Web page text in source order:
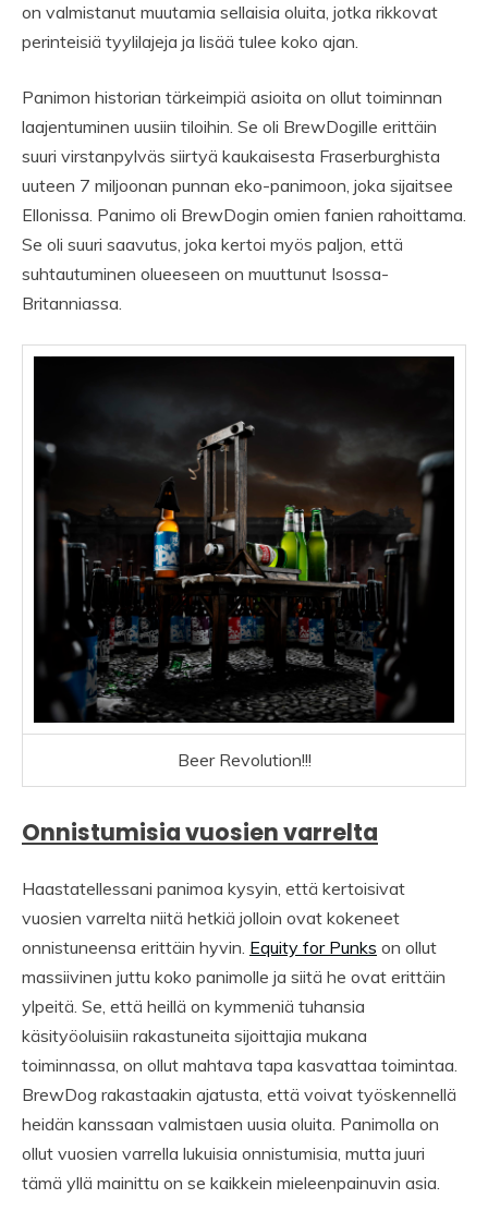
on valmistanut muutamia sellaisia oluita, jotka rikkovat
perinteisiä tyylilajeja ja lisää tulee koko ajan.
Panimon historian tärkeimpiä asioita on ollut toiminnan
laajentuminen uusiin tiloihin. Se oli BrewDogille erittäin
suuri virstanpylväs siirtyä kaukaisesta Fraserburghista
uuteen 7 miljoonan punnan eko-panimoon, joka sijaitsee
Ellonissa. Panimo oli BrewDogin omien fanien rahoittama.
Se oli suuri saavutus, joka kertoi myös paljon, että
suhtautuminen olueeseen on muuttunut Isossa-
Britanniassa.
Beer Revolution!!!
Onnistumisia vuosien varrelta
Haastatellessani panimoa kysyin, että kertoisivat
vuosien varrelta niitä hetkiä jolloin ovat kokeneet
onnistuneensa erittäin hyvin. Equity for Punks on ollut
massiivinen juttu koko panimolle ja siitä he ovat erittäin
ylpeitä. Se, että heillä on kymmeniä tuhansia
käsityöoluisiin rakastuneita sijoittajia mukana
toiminnassa, on ollut mahtava tapa kasvattaa toimintaa.
BrewDog rakastaakin ajatusta, että voivat työskennellä
heidän kanssaan valmistaen uusia oluita. Panimolla on
ollut vuosien varrella lukuisia onnistumisia, mutta juuri
tämä yllä mainittu on se kaikkein mieleenpainuvin asia.